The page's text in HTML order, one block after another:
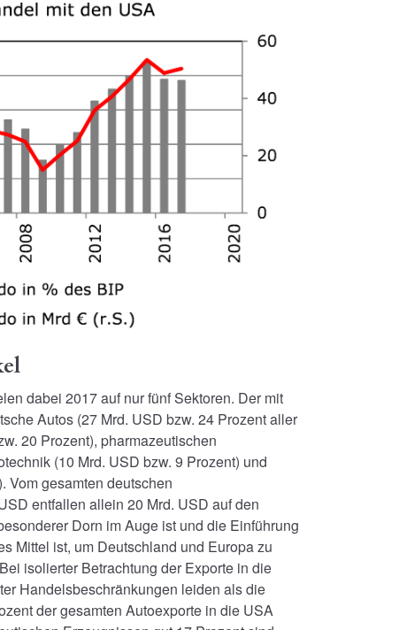
dabei 2017 auf nur fünf Sektoren. Der mit
Autos (27 Mrd. USD bzw. 24 Prozent aller
20 Prozent), pharmazeutischen
(10 Mrd. USD bzw. 9 Prozent) und
Vom gesamten deutschen
entfallen allein 20 Mrd. USD auf den
Dorn im Auge ist und die Einführung
Mittel ist, um Deutschland und Europa zu
isolierter Betrachtung der Exporte in die
Handelsbeschränkungen leiden als die
der gesamten Autoexporte in die USA